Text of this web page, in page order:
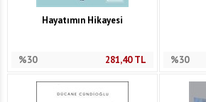
Hayatımın Hikayesi
%30 281,40TL %30